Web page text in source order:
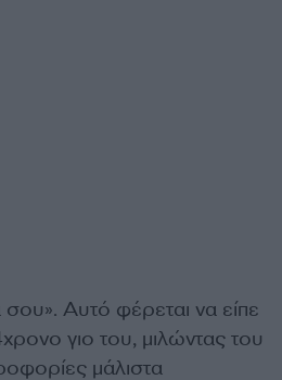
Αυτό φέρεται να είπε
γιο του, μιλώντας του
μάλιστα